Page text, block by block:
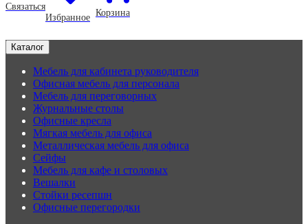
Связаться
Избранное Корзина
Каталог
Мебель для кабинета руководителя
Офисная мебель для персонала
Мебель для переговорных
Журнальные столы
Офисные кресла
Мягкая мебель для офиса
Металлическая мебель для офиса
Сейфы
Мебель для кафе и столовых
Вешалки
Стойки ресепшн
Офисные перегородки